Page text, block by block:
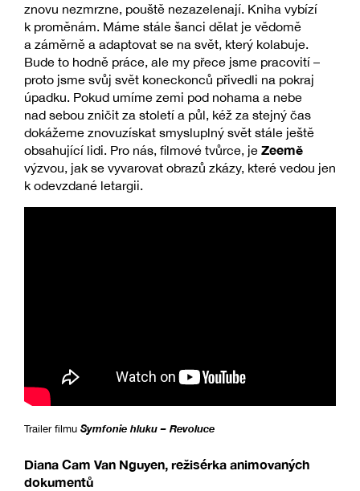
znovu nezmrzne, pouště nezazelenají. Kniha vybízí
k proměnám. Máme stále šanci dělat je vědomě
a záměrně a adaptovat se na svět, který kolabuje.
Bude to hodně práce, ale my přece jsme pracovití –
proto jsme svůj svět koneckonců přivedli na pokraj
úpadku. Pokud umíme zemi pod nohama a nebe
nad sebou zničit za století a půl, kéž za stejný čas
dokážeme znovuzískat smysluplný svět stále ještě
obsahující lidi. Pro nás, filmové tvůrce, je Zeemě
výzvou, jak se vyvarovat obrazů zkázy, které vedou jen
k odevzdané letargii.
Trailer filmu Symfonie hluku – Revoluce
Diana Cam Van Nguyen, režisérka animovaných
dokumentů